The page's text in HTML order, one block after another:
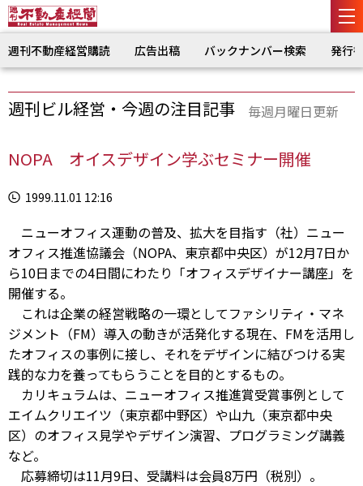
週刊不動産経営購読 広告出稿 バックナンバー検索 発行
週刊ビル経営・今週の注目記事 毎週月曜日更新
NOPA オイスデザイン学ぶセミナー開催
1999.11.01 12:16
ニューオフィス運動の普及、拡大を目指す（社）ニュー
オフィス推進協議会（NOPA、東京都中央区）が12月7日か
ら10日までの4日間にわたり「オフィスデザイナー講座」を
開催する。
これは企業の経営戦略の一環としてファシリティ・マネ
ジメント（FM）導入の動きが活発化する現在、FMを活用し
たオフィスの事例に接し、それをデザインに結びつける実
践的な力を養ってもらうことを目的とするもの。
カリキュラムは、ニューオフィス推進賞受賞事例として
エイムクリエイツ（東京都中野区）や山九（東京都中央
区）のオフィス見学やデザイン演習、プログラミング講義
など。
応募締切は11月9日、受講料は会員8万円（税別）。